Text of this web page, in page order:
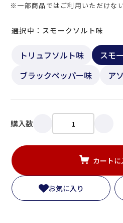
※一部商品ではご利用いただけな
トリュフソルト味
スモ
ブラックペッパー味
ア
選択中：スモークソルト味
購入数
カートに
お気に入り